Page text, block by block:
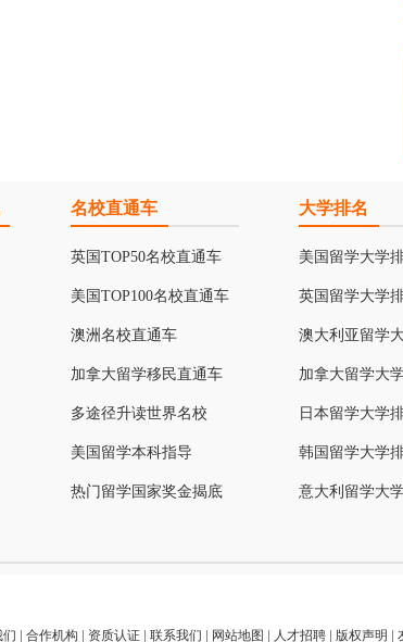
名校直通车
英国TOP50名校直通车
美国TOP100名校直通车
澳洲名校直通车
加拿大留学移民直通车
多途径升读世界名校
美国留学本科指导
热门留学国家奖金揭底
大学排名
美国留学大学
英国留学大学
澳大利亚留学
加拿大留学大
日本留学大学
韩国留学大学
意大利留学大
| 合作机构 | 资质认证| 联系我们 | 网站地图 | 人才招聘| 版权声明 |